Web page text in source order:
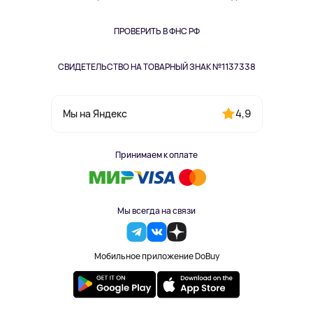
ПРОВЕРИТЬ В ФНС РФ
СВИДЕТЕЛЬСТВО НА ТОВАРНЫЙ ЗНАК №1137338
Мы на Яндекс 4,9
Принимаем к оплате
Мы всегда на связи
Мобильное приложение DoBuy
Одежда и аксессуары